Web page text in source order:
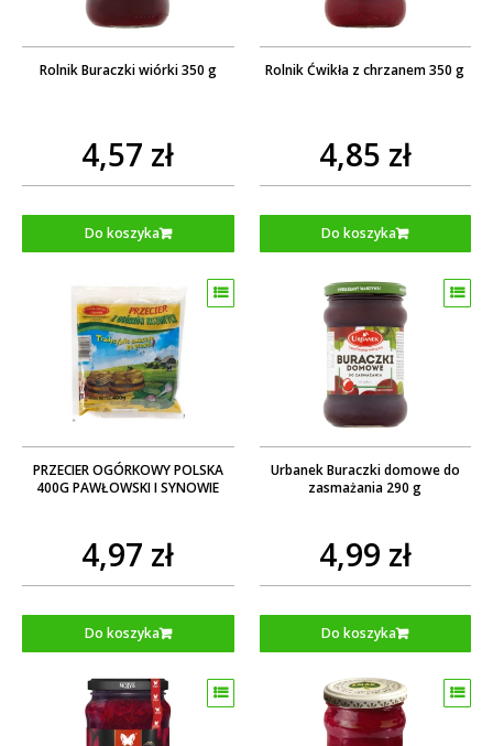
Rolnik Buraczki wiórki 350 g
4,57 zł
Do koszyka
Rolnik Ćwikła z chrzanem 350 g
4,85 zł
Do koszyka
PRZECIER OGÓRKOWY POLSKA
400G PAWŁOWSKI I SYNOWIE
4,97 zł
Do koszyka
Urbanek Buraczki domowe do
zasmażania 290 g
4,99 zł
Do koszyka